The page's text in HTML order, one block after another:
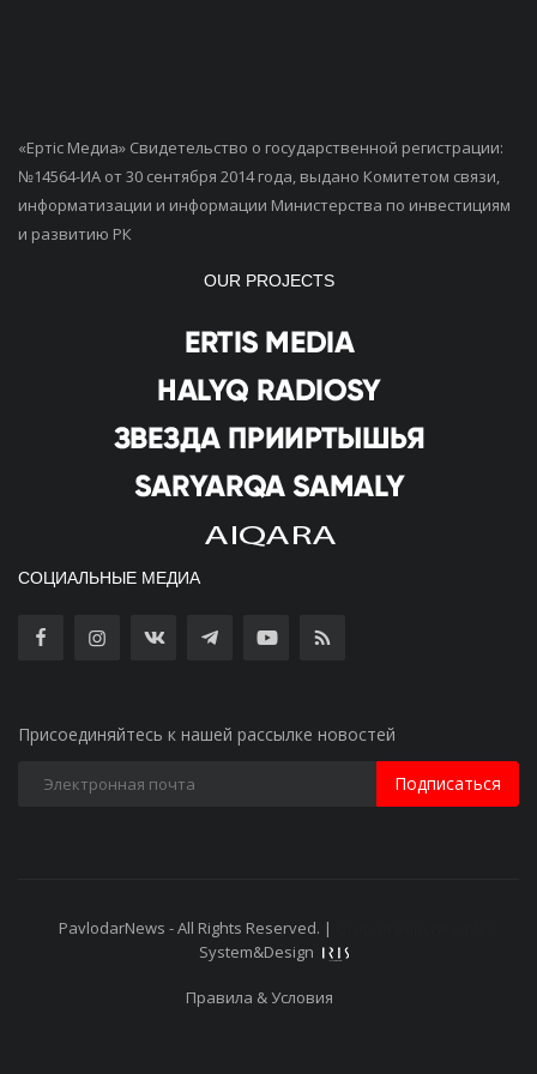
«Ертiс Медиа» Свидетельство о государственной регистрации:
№14564-ИА от 30 сентября 2014 года, выдано Комитетом связи,
информатизации и информации Министерства по инвестициям
и развитию РК
OUR PROJECTS
СОЦИАЛЬНЫЕ МЕДИА
Присоединяйтесь к нашей рассылке новостей
Подписаться
PavlodarNews - All Rights Reserved. |
System&Design
Правила & Условия